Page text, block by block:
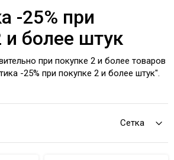
-25% при
и более штук
при покупке 2 и более товаров
-25% при покупке 2 и более штук".